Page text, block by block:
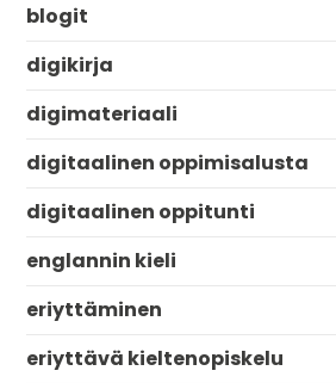
blogit
digikirja
digimateriaali
digitaalinen oppimisalusta
digitaalinen oppitunti
englannin kieli
eriyttäminen
eriyttävä kieltenopiskelu